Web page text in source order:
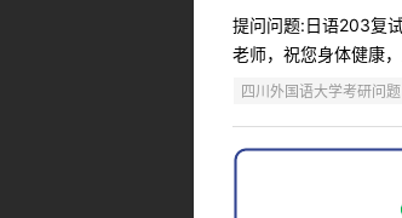
提问问题:日语203复
老师，祝您身体健康
四川外国语大学考研问题